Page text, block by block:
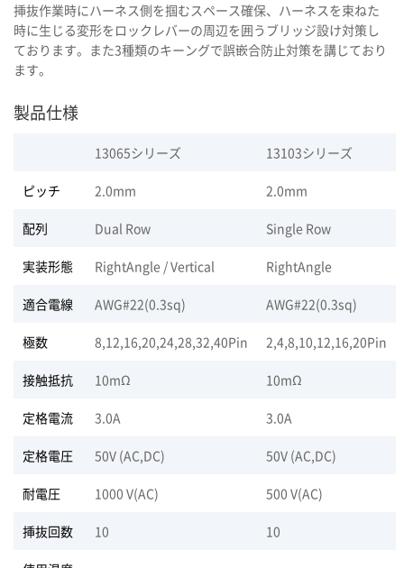
挿抜作業時にハーネス側を掴むスペース確保、ハーネスを束ねた
時に生じる変形をロックレバーの周辺を囲うブリッジ設け対策し
ております。また3種類のキーングで誤嵌合防止対策を講じており
ます。
製品仕様
13065シリーズ 13103シリーズ
ピッチ 2.0mm 2.0mm
配列 Dual Row Single Row
実装形態 RightAngle / Vertical RightAngle
適合電線 AWG#22(0.3sq) AWG#22(0.3sq)
極数 8,12,16,20,24,28,32,40Pin 2,4,8,10,12,16,20Pin
接触抵抗 10mΩ 10mΩ
定格電流 3.0A 3.0A
定格電圧 50V (AC,DC) 50V (AC,DC)
耐電圧 1000 V(AC) 500 V(AC)
挿抜回数 10 10